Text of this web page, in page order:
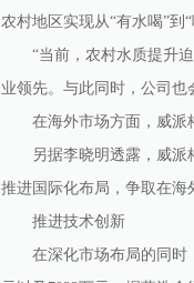
农村地区实现从“有水喝”到“
“当前，农村水质提升迫
业领先。与此同时，公司也
在海外市场方面，威派格
另据李晓明透露，威派格
推进国际化布局，争取在海
推进技术创新
在深化市场布局的同时，